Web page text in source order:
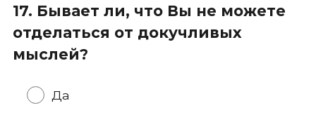
17. Бывает ли, что Вы не можете
отделаться от докучливых
мыслей?
Да